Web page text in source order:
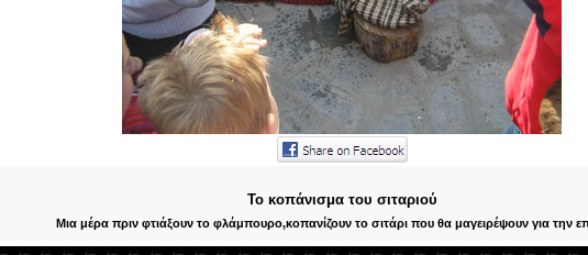
Το κοπάνισμα του σιταριού
Μια μέρα πριν φτιάξουν το φλάμπουρο,κοπανίζουν το σιτάρι που θα μαγειρέψουν για την